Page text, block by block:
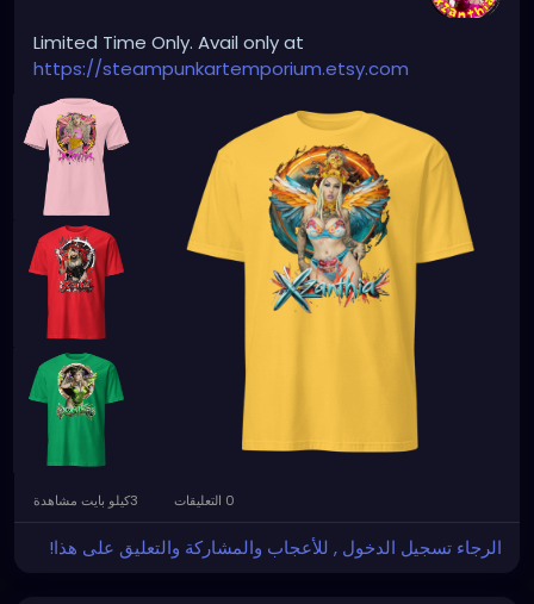
Limited Time Only. Avail only at
https://steampunkartemporium.etsy.com
الرجاء تسجيل الدخول , للأعجاب والمشاركة والتعليق على هذا!